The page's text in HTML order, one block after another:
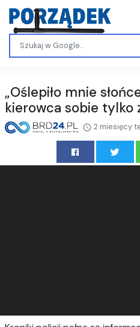
„Oślepiło mnie
kierowca sobie tylko
2 miesięcy